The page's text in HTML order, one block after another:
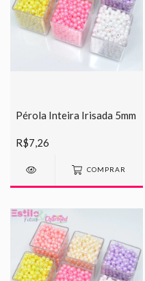
Pérola Inteira Irisada 5mm
R$7,26
COMPRAR